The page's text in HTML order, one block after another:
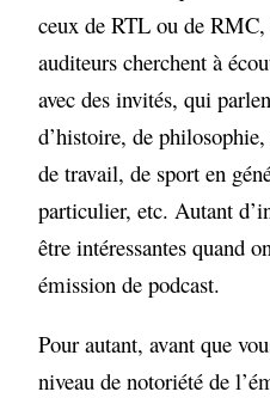
ceux de RTL ou de
auditeurs cherchent à
avec des invités, qui
d’histoire, de
de travail, de sport en
particulier, etc. Autant
être intéressantes quand
émission de podcast.
Pour autant, avant que
niveau de notoriété de